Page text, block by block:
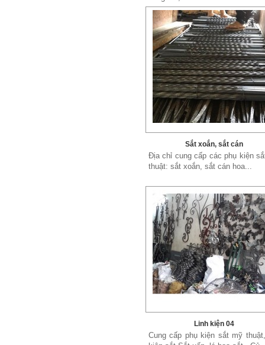
Sắt xoắn, sắt cán
Địa chỉ cung cấp các phụ kiện
thuật: sắt xoắn, sắt cán hoa...
Linh kiện 04
Cung cấp phụ kiện sắt mỹ